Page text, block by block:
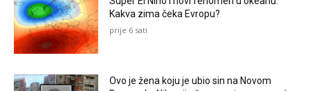
Kakva zima čeka Evropu?
prije 6 sati
Ovo je žena koju je ubio sin na Novom